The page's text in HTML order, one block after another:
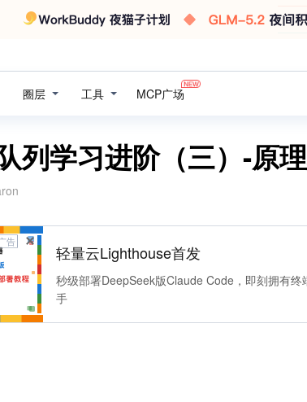
圈层 工具 MCP广场
列学习进阶（三）-原
告
轻量云Lighthouse首发
秒级部署DeepSeek版Claude Code，即刻拥有终
手